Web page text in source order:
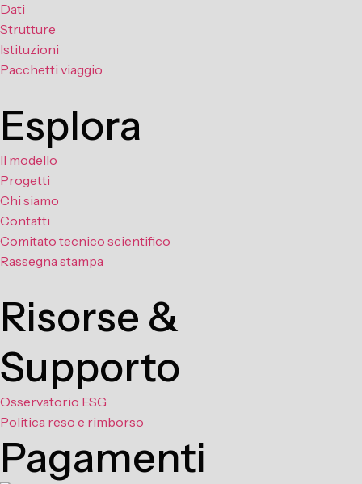
Dati
Strutture
Istituzioni
Pacchetti viaggio
Esplora
Il modello
Progetti
Chi siamo
Contatti
Comitato tecnico scientifico
Rassegna stampa
Risorse &
Supporto
Osservatorio ESG
Politica reso e rimborso
Pagamenti